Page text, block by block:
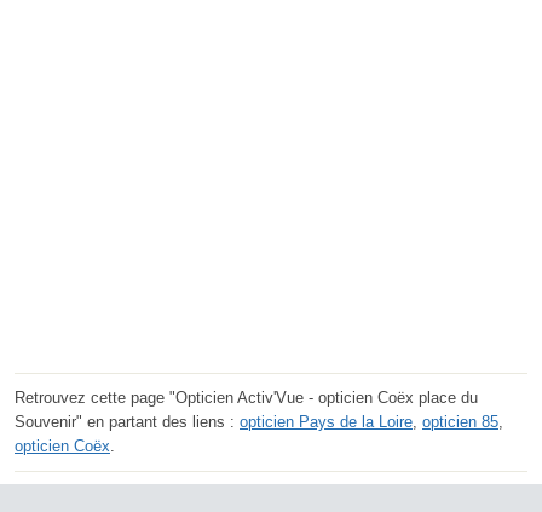
Retrouvez cette page "Opticien Activ'Vue - opticien Coëx place du
Souvenir" en partant des liens : opticien Pays de la Loire, opticien 85,
opticien Coëx.